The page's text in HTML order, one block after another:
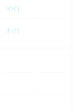
や行
わ行